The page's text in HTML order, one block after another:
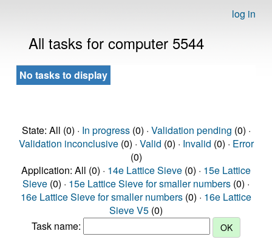
log in
All tasks for computer 5544
No tasks to display
State: All (0) · In progress(0) · Validation pending (0) ·
Validation inconclusive(0) · Valid (0) · Invalid (0) · Error
(0)
Application: All (0) · 14e Lattice Sieve (0) · 15e Lattice
Sieve (0) · 15e Lattice Sieve for smaller numbers (0) ·
16e Lattice Sieve for smaller numbers (0) · 16e Lattice
Sieve V5 (0)
Task name: